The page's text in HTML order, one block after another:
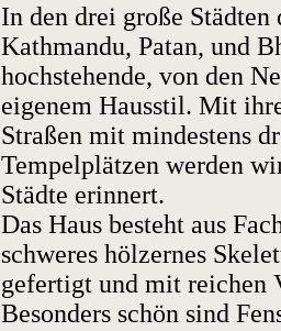
In den drei große Städten
Kathmandu, Patan, und
hochstehende, von den
eigenem Hausstil. Mit
Straßen mit mindestens
Tempelplätzen werden
Städte erinnert.
Das Haus besteht aus
schweres hölzernes
gefertigt und mit reichen
Besonders schön sind